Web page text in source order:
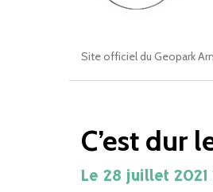
Site officiel du Geopark
C’est dur
Le 28 juillet 2021